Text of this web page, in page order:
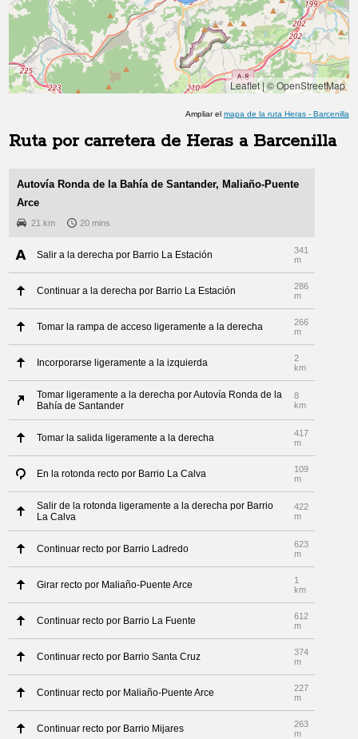
Leaflet|© OpenStreetMap
Ampliar el mapa de la ruta Heras- Barcenilla
Ruta por carretera de Heras a Barcenilla
Autovía Ronda de la Bahía de Santander, Maliaño-Puente
Arce
21 km 20 mins
Salir a la derecha por Barrio La Estación
341
m
Continuar a la derecha por Barrio La Estación
286
m
Tomar la rampa de acceso ligeramente a la derecha
266
m
Incorporarse ligeramente a la izquierda
2
km
Tomar ligeramente a la derecha por Autovía Ronda de la
Bahía de Santander
8
km
Tomar la salida ligeramente a la derecha
417
m
En la rotonda recto por Barrio La Calva
109
m
Salir de la rotonda ligeramente a la derecha por Barrio
La Calva
422
m
Continuar recto por Barrio Ladredo
623
m
Girar recto por Maliaño-Puente Arce
1
km
Continuar recto por Barrio La Fuente
612
m
Continuar recto por Barrio Santa Cruz
374
m
Continuar recto por Maliaño-Puente Arce
227
m
Continuar recto por Barrio Mijares
263
m